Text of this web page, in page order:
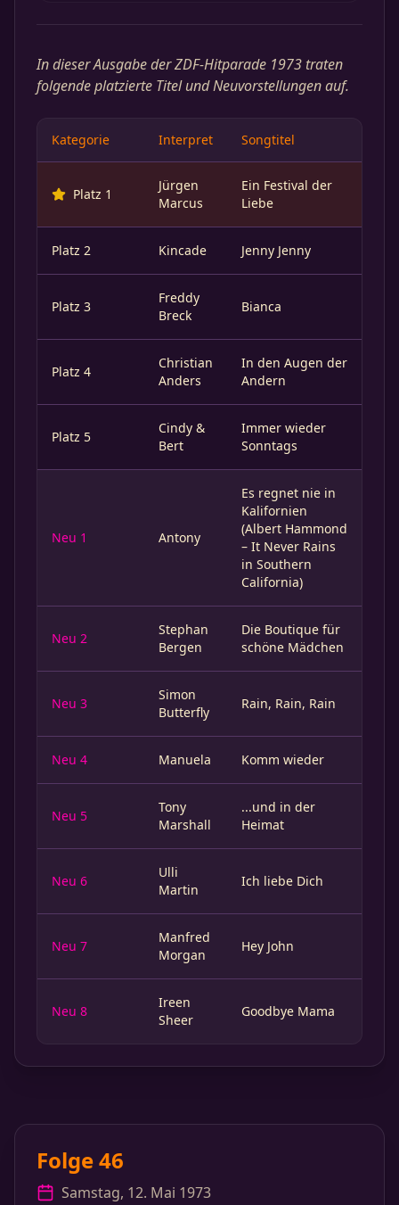
In dieser Ausgabe der ZDF-Hitparade 1973 traten
folgende platzierte Titel und Neuvorstellungen auf.
Kategorie Interpret Songtitel
Platz 1
Jürgen
Marcus
Ein Festival der
Liebe
Platz 2 Kincade Jenny Jenny
Platz 3
Freddy
Breck
Bianca
Platz 4
Christian
Anders
In den Augen der
Andern
Platz 5
Cindy &
Bert
Immer wieder
Sonntags
Neu 1 Antony
Es regnet nie in
Kalifornien
(Albert Hammond
– It Never Rains
in Southern
California)
Neu 2
Stephan
Bergen
Die Boutique für
schöne Mädchen
Neu 3
Simon
Butterfly
Rain, Rain, Rain
Neu 4 Manuela Komm wieder
Neu 5
Tony
Marshall
...und in der
Heimat
Neu 6
Ulli
Martin
Ich liebe Dich
Neu 7
Manfred
Morgan
Hey John
Neu 8
Ireen
Sheer
Goodbye Mama
Folge 46
Samstag, 12. Mai 1973